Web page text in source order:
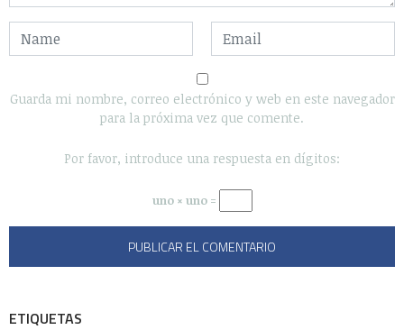
Guarda mi nombre, correo electrónico y web en este navegador
para la próxima vez que comente.
Por favor, introduce una respuesta en dígitos:
uno × uno =
ETIQUETAS